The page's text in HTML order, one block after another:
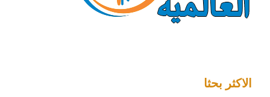
الاكثر بحثا